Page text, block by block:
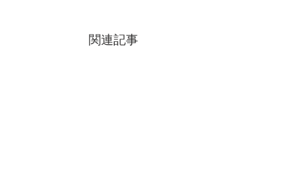
関連記事